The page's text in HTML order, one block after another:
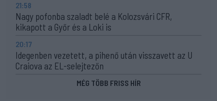
21:58
Nagy pofonba szaladt belé a Kolozsvári CFR,
kikapott a Győr és a Loki is
20:17
Idegenben vezetett, a pihenő után visszavett az U
Craiova az EL-selejtezőn
MÉG TÖBB FRISS HÍR